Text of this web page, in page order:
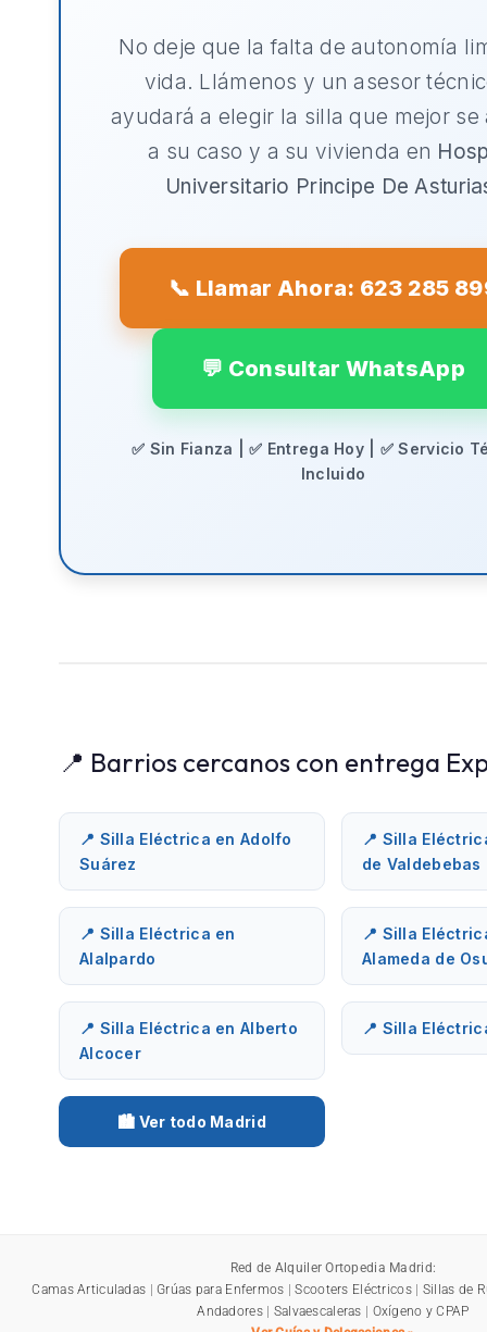
No deje que la falta de autonomía
vida. Llámenos y un asesor
ayudará a elegir la silla que mejor se
a su caso y a su vivienda en
Universitario Principe De
📞 Llamar Ahora: 623 285
💬 Consultar WhatsApp
✅ Sin Fianza | ✅ Entrega Hoy | ✅ Servicio
Incluido
📍 Barrios cercanos con entrega
📍 Silla Eléctrica en Adolfo
Suárez
📍 Silla
de Valdebebas
📍 Silla Eléctrica en
Alalpardo
📍 Silla
Alameda de
📍 Silla Eléctrica en Alberto
Alcocer
📍 Silla
🏙️ Ver todo Madrid
Red de Alquiler Ortopedia Madrid:
Camas Articuladas |Grúas para Enfermos |Scooters Eléctricos| Sillas de
Andadores| Salvaescaleras | Oxígeno y CPAP